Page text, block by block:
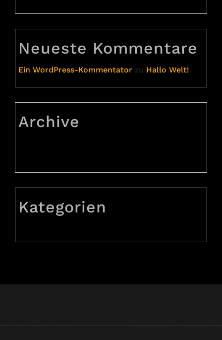
Neueste Kommentare
Ein WordPress-Kommentator zu Hallo Welt!
Archive
Kategorien